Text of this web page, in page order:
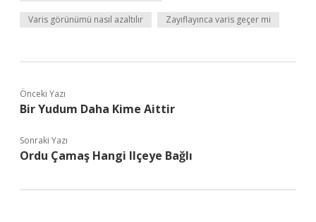
Varis görünümü nasıl azaltılır Zayıflayınca varis geçer mi
Önceki Yazı
Bir Yudum Daha Kime Aittir
Sonraki Yazı
Ordu Çamaş Hangi Ilçeye Bağlı